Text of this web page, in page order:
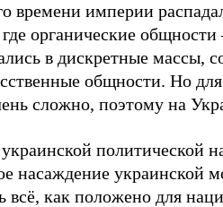
времени империи
органические
в дискретные массы,
общности. Но
сложно, поэтому на
политической
насаждение украинской
всё, как положено для